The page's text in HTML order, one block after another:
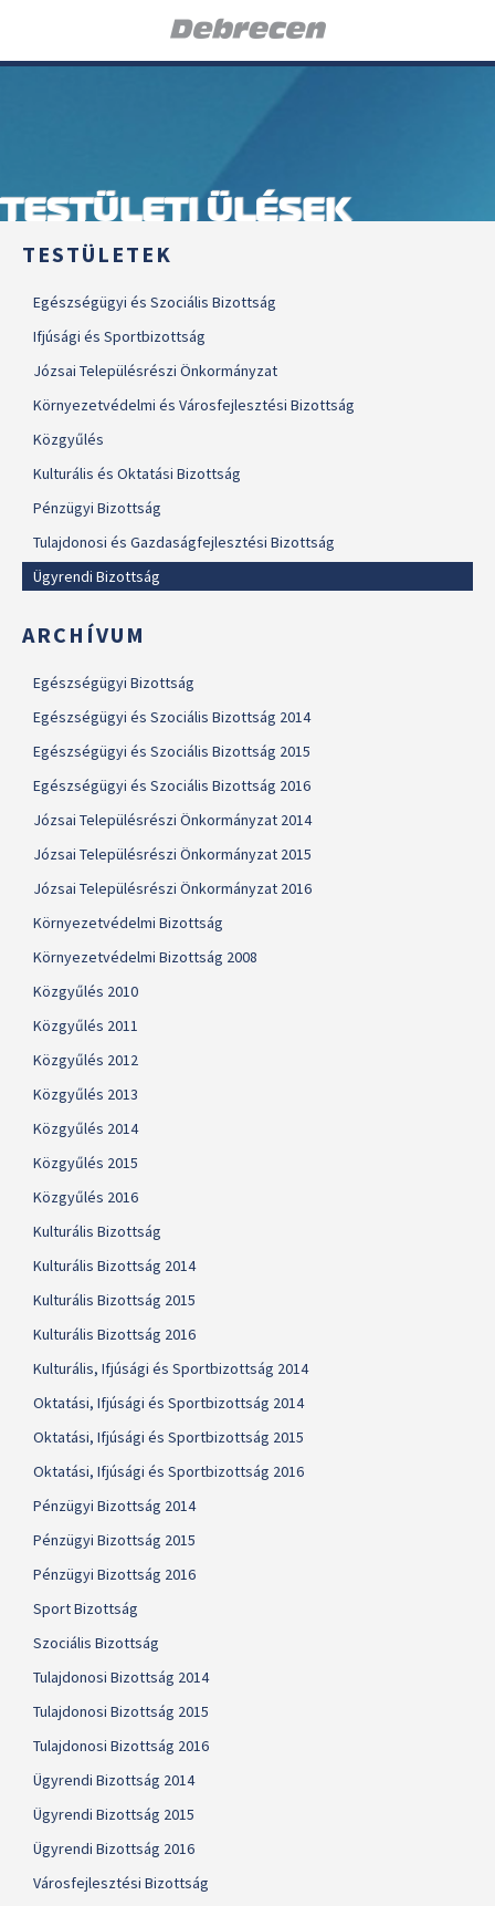
TESTÜLETI ÜLÉSEK
TESTÜLETEK
Egészségügyi és Szociális Bizottság
Ifjúsági és Sportbizottság
Józsai Településrészi Önkormányzat
Környezetvédelmi és Városfejlesztési Bizottság
Közgyűlés
Kulturális és Oktatási Bizottság
Pénzügyi Bizottság
Tulajdonosi és Gazdaságfejlesztési Bizottság
Ügyrendi Bizottság
ARCHÍVUM
Egészségügyi Bizottság
Egészségügyi és Szociális Bizottság 2014
Egészségügyi és Szociális Bizottság 2015
Egészségügyi és Szociális Bizottság 2016
Józsai Településrészi Önkormányzat 2014
Józsai Településrészi Önkormányzat 2015
Józsai Településrészi Önkormányzat 2016
Környezetvédelmi Bizottság
Környezetvédelmi Bizottság 2008
Közgyűlés 2010
Közgyűlés 2011
Közgyűlés 2012
Közgyűlés 2013
Közgyűlés 2014
Közgyűlés 2015
Közgyűlés 2016
Kulturális Bizottság
Kulturális Bizottság 2014
Kulturális Bizottság 2015
Kulturális Bizottság 2016
Kulturális, Ifjúsági és Sportbizottság 2014
Oktatási, Ifjúsági és Sportbizottság 2014
Oktatási, Ifjúsági és Sportbizottság 2015
Oktatási, Ifjúsági és Sportbizottság 2016
Pénzügyi Bizottság 2014
Pénzügyi Bizottság 2015
Pénzügyi Bizottság 2016
Sport Bizottság
Szociális Bizottság
Tulajdonosi Bizottság 2014
Tulajdonosi Bizottság 2015
Tulajdonosi Bizottság 2016
Ügyrendi Bizottság 2014
Ügyrendi Bizottság 2015
Ügyrendi Bizottság 2016
Városfejlesztési Bizottság